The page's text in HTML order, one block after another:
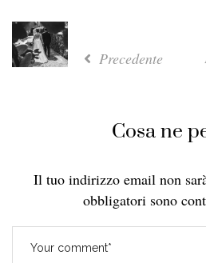
Precedente
Cosa ne
Il tuo indirizzo email non
obbligatori sono